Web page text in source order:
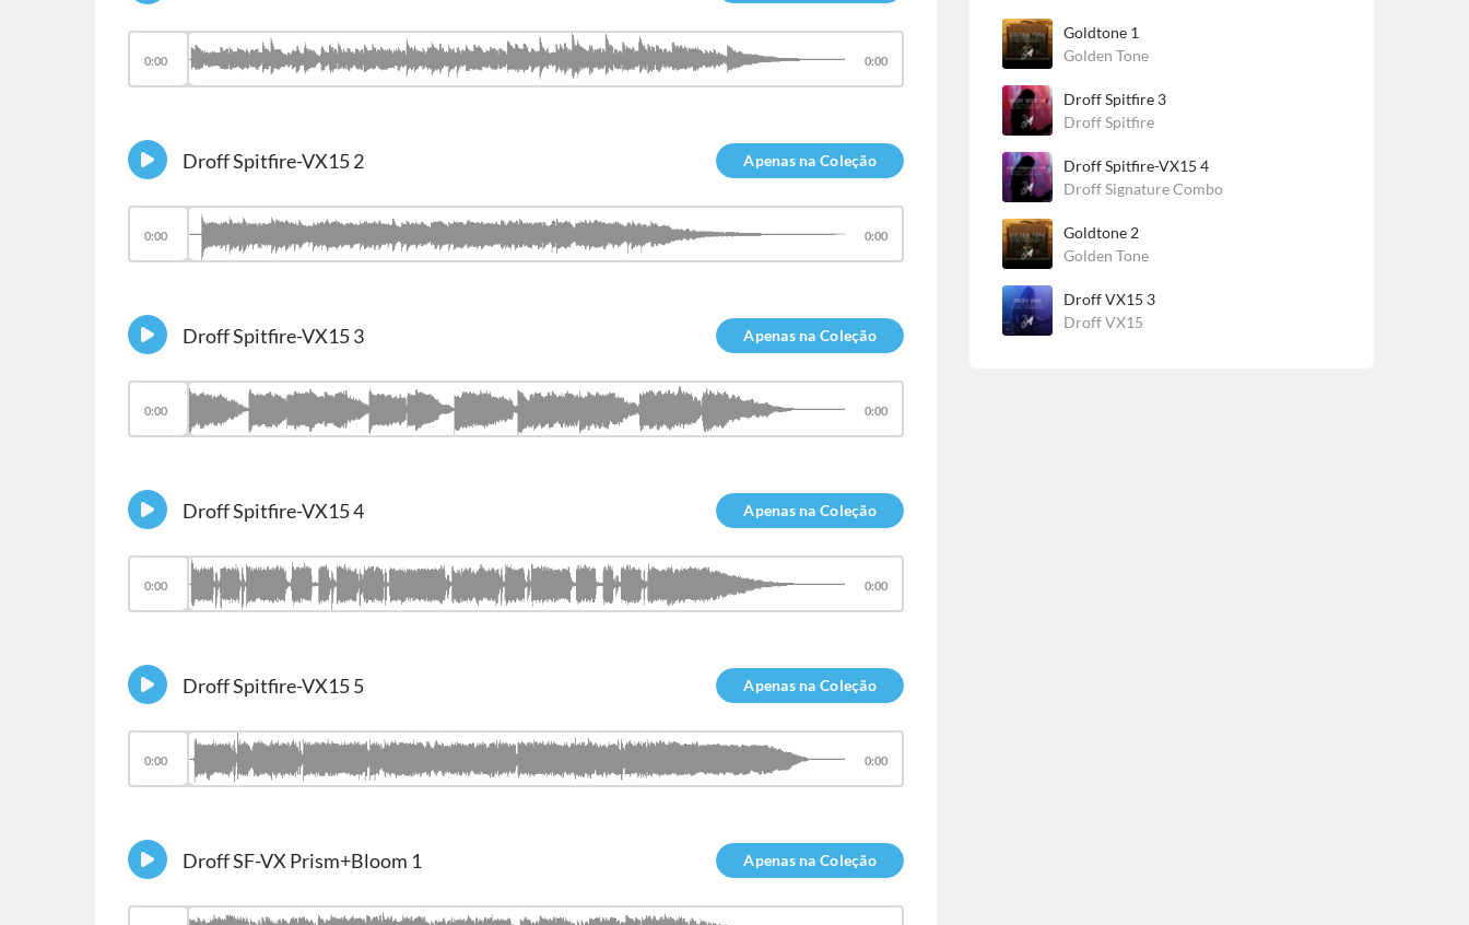
Goldtone 1
Golden Tone
Droff Spitfire 3
Droff Spitfire
Droff Spitfire-VX15 4
Droff Signature Combo
Goldtone 2
Golden Tone
Droff VX15 3
Droff VX15
0:00 0:00
Apenas na Coleção
Droff Spitfire-VX15 2
0:00 0:00
Apenas na Coleção
Droff Spitfire-VX15 3
0:00 0:00
Apenas na Coleção
Droff Spitfire-VX15 4
0:00 0:00
Apenas na Coleção
Droff Spitfire-VX15 5
0:00 0:00
Apenas na Coleção
Droff SF-VX Prism+Bloom 1